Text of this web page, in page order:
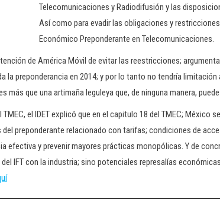
Telecomunicaciones y Radiodifusión y las
Así como para evadir las obligaciones y
Económico Preponderante en Telecomunicaciones.
de América Móvil de evitar las reestricciones;
la preponderancia en 2014; y por lo tanto no tendría limitación
más que una artimaña leguleya que, de ninguna manera,
el IDET explicó que en el capitulo 18 del TMEC; México
preponderante relacionado con tarifas; condiciones de
efectiva y prevenir mayores prácticas monopólicas. Y de
IFT con la industria; sino potenciales represalías